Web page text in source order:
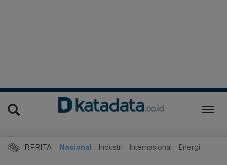
BERITA Nasional Industri Internasional Energi